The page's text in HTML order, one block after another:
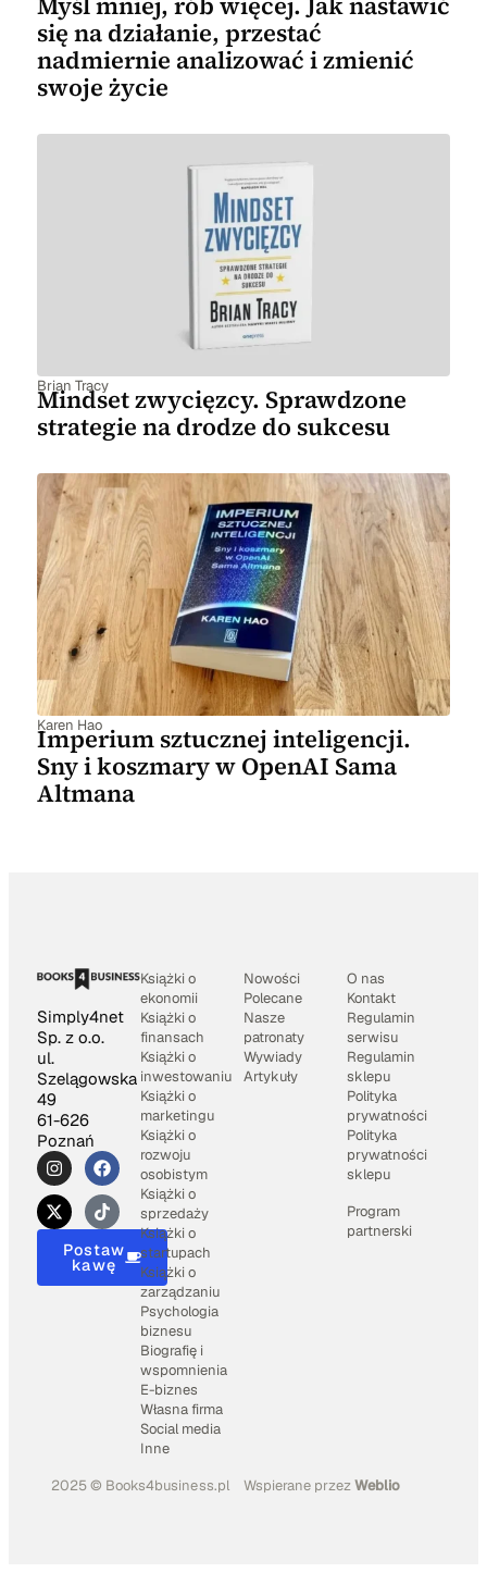
się na działanie, przestać
nadmiernie analizować i zmienić
swoje życie
Brian Tracy
Mindset zwycięzcy. Sprawdzone
strategie na drodze do sukcesu
Karen Hao
Imperium sztucznej inteligencji.
Sny i koszmary w OpenAI Sama
Altmana
Simply4net
Sp. z o.o.
ul.
Szelągowska
49
61-626
Poznań
Postaw
kawę
Książki o
ekonomii
Książki o
finansach
Książki o
inwestowaniu
Książki o
marketingu
Książki o
rozwoju
osobistym
Książki o
sprzedaży
Książki o
startupach
Książki o
zarządzaniu
Psychologia
biznesu
Biografię i
wspomnienia
E-biznes
Własna firma
Social media
Inne
Nowości
Polecane
Nasze
patronaty
Wywiady
Artykuły
O nas
Kontakt
Regulamin
serwisu
Regulamin
sklepu
Polityka
prywatności
Polityka
prywatności
sklepu
Program
partnerski
2025 © Books4business.pl Wspierane przezWeblio